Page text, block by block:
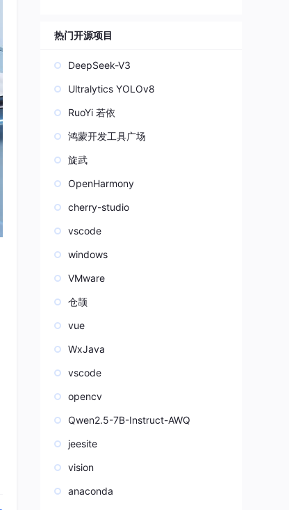
模态指令。
热门开源项目
DeepSeek-V3
Ultralytics YOLOv8
RuoYi 若依
鸿蒙开发工具广场
旋武
OpenHarmony
cherry-studio
vscode
windows
VMware
仓颉
vue
WxJava
vscode
opencv
Qwen2.5-7B-Instruct-AWQ
jeesite
vision
anaconda